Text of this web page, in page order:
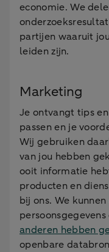
economie. We
partijen waaruit
leiden zijn.
Marketing
Je ontvangt tips
passen en je
Wij gebruiken
van jou hebben
ooit informatie
producten en
bij ons. We
anderen hebben
openbare